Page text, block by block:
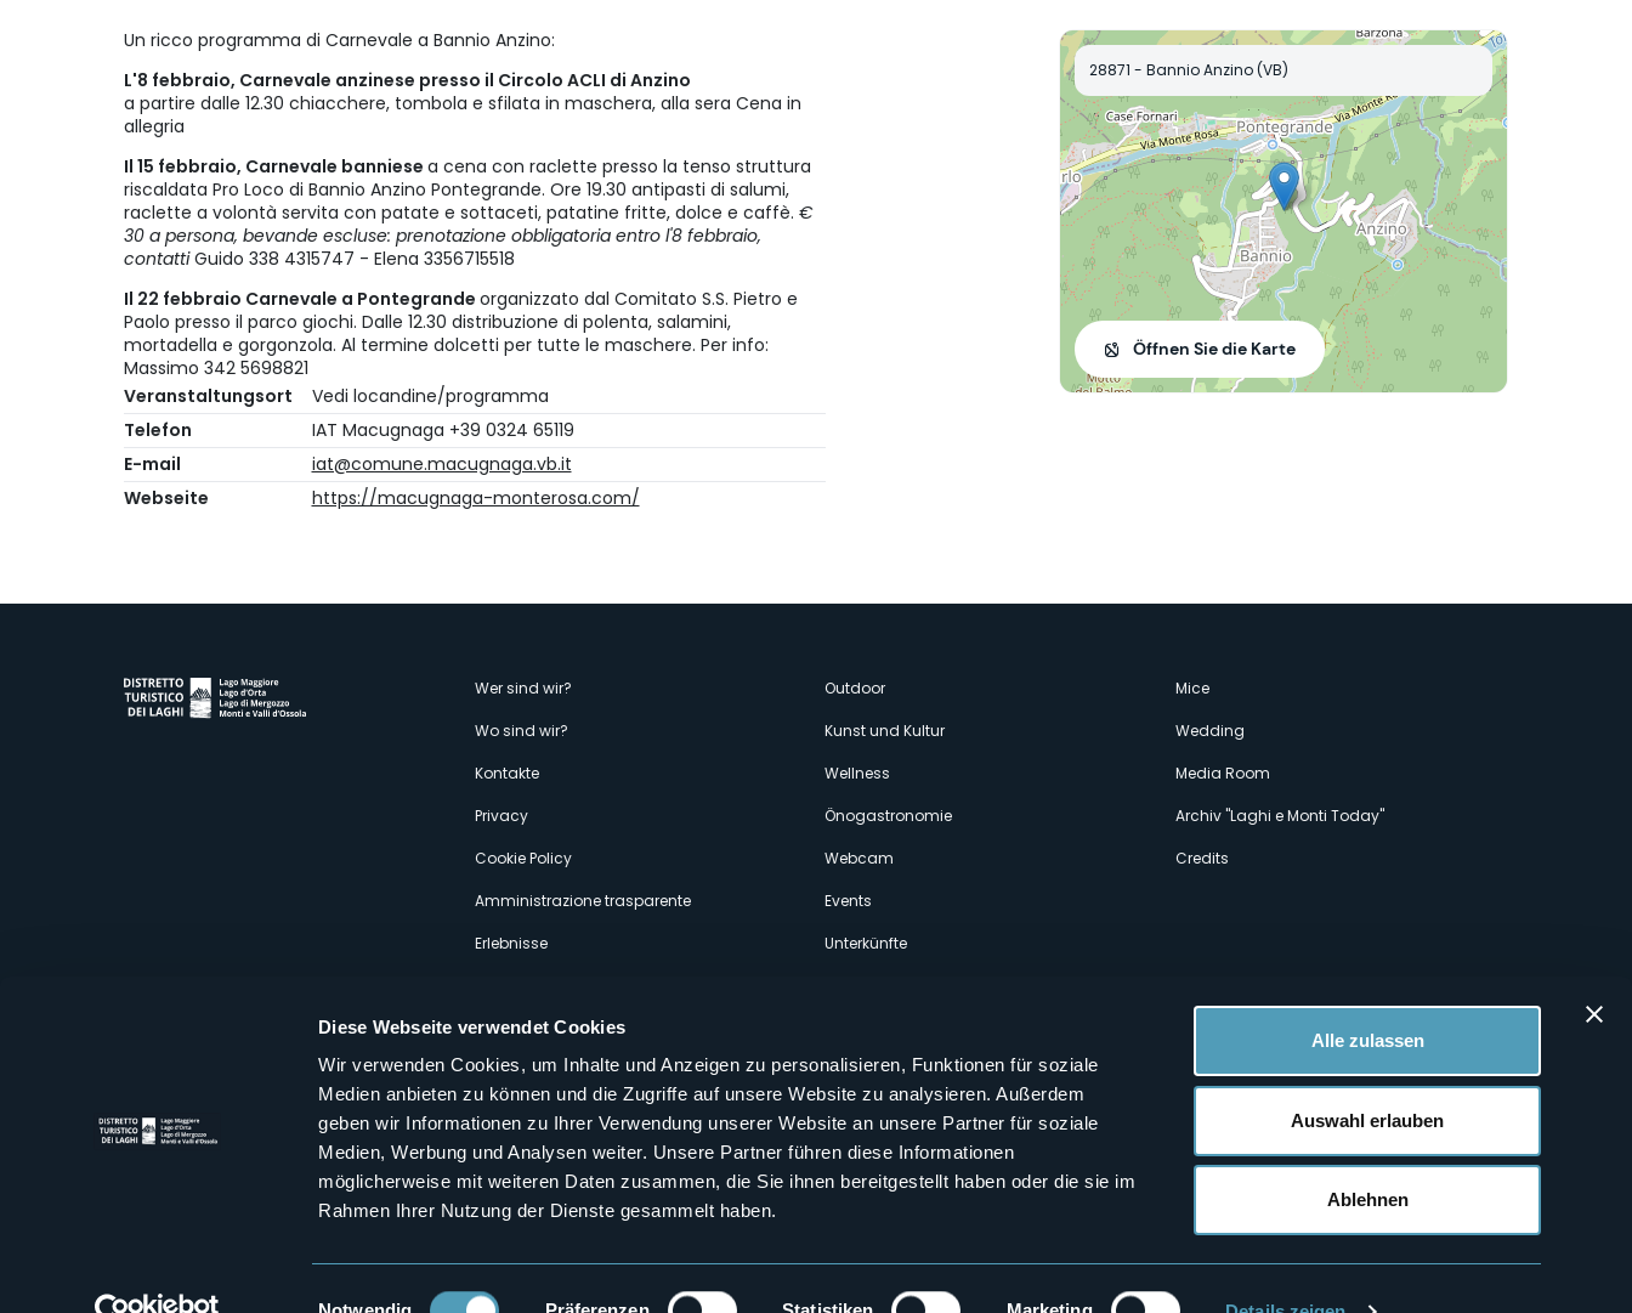
Diese Webseite verwendet Cookies
Wir verwenden Cookies, um Inhalte und Anzeigen zu personalisieren, Funktionen für soziale
Medien anbieten zu können und die Zugriffe auf unsere Website zu analysieren. Außerdem
geben wir Informationen zu Ihrer Verwendung unserer Website an unsere Partner für soziale
Medien, Werbung und Analysen weiter. Unsere Partner führen diese Informationen
möglicherweise mit weiteren Daten zusammen, die Sie ihnen bereitgestellt haben oder die sie im
Rahmen Ihrer Nutzung der Dienste gesammelt haben.
Einwilligungsauswahl
Alle zulassen
Auswahl erlauben
Ablehnen
Un ricco programma di Carnevale a Bannio Anzino:
L'8 febbraio, Carnevale anzinese presso il Circolo ACLI di Anzino
a partire dalle 12.30 chiacchere, tombola e sfilata in maschera, alla sera Cena in
allegria
Il 15 febbraio, Carnevale banniese a cena con raclette presso la tenso struttura
riscaldata Pro Loco di Bannio Anzino Pontegrande. Ore 19.30 antipasti di salumi,
raclette a volontà servita con patate e sottaceti, patatine fritte, dolce e caffè. €
30 a persona, bevande escluse: prenotazione obbligatoria entro l'8 febbraio,
contattiGuido 338 4315747 - Elena 3356715518
Il 22 febbraio Carnevale a Pontegrande organizzato dal Comitato S.S. Pietro e
Paolo presso il parco giochi. Dalle 12.30 distribuzione di polenta, salamini,
mortadella e gorgonzola. Al termine dolcetti per tutte le maschere. Per info:
Massimo 342 5698821
Veranstaltungsort
Vedi locandine/programma
Telefon
IAT Macugnaga +39 0324 65119
E-mail
iat@comune.macugnaga.vb.it
Webseite
https://macugnaga-monterosa.com/
28871 - Bannio Anzino (VB)
Öffnen Sie die Karte
Menù
secondario
Wer sind wir?
Wo sind wir?
Kontakte
Privacy
Cookie Policy
Amministrazione trasparente
Erlebnisse
Outdoor
Kunst und Kultur
Wellness
Önogastronomie
Webcam
Events
Unterkünfte
Mice
Wedding
Media Room
Archiv "Laghi e Monti Today"
Credits
Distretto Turistico dei Laghi Scrl
Sede legale e operativa: Corso Italia 26 - 28838 Stresa VB - Italy
infoturismo@distrettolaghi.itedistrettolaghi@legalmail.it
Folgen Sie uns auf unseren sozialen Profilen